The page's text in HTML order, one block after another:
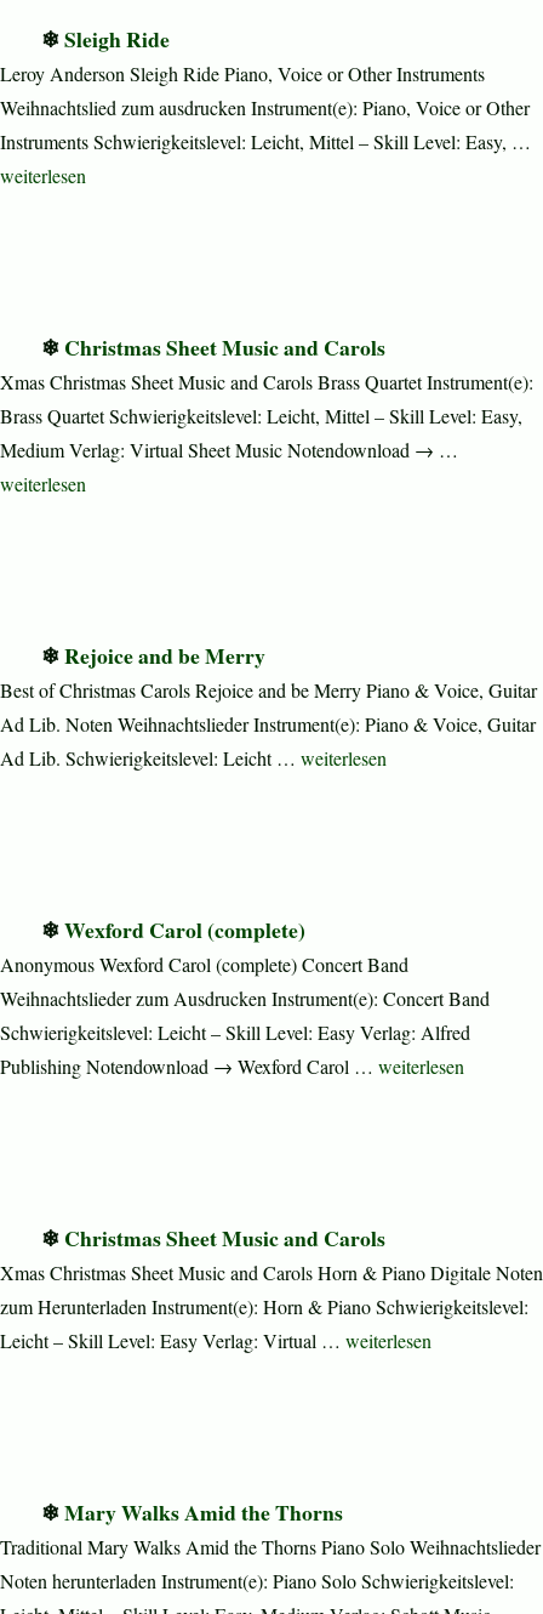
Sleigh Ride
Leroy Anderson Sleigh Ride Piano, Voice or Other Instruments
Weihnachtslied zum ausdrucken Instrument(e): Piano, Voice or Other
Instruments Schwierigkeitslevel: Leicht, Mittel – Skill Level: Easy, …
„Sleigh Ride“
weiterlesen
Christmas Sheet Music and Carols
Xmas Christmas Sheet Music and Carols Brass Quartet Instrument(e):
Brass Quartet Schwierigkeitslevel: Leicht, Mittel – Skill Level: Easy,
Medium Verlag: Virtual Sheet Music Notendownload → …
„Christmas Sheet Music and Carols“
weiterlesen
Rejoice and be Merry
Best of Christmas Carols Rejoice and be Merry Piano & Voice, Guitar
Ad Lib. Noten Weihnachtslieder Instrument(e): Piano & Voice, Guitar
Ad Lib. Schwierigkeitslevel: Leicht … „Rejoice and be Merry“
weiterlesen
Wexford Carol (complete)
Anonymous Wexford Carol (complete) Concert Band
Weihnachtslieder zum Ausdrucken Instrument(e): Concert Band
Schwierigkeitslevel: Leicht – Skill Level: Easy Verlag: Alfred
Publishing Notendownload → Wexford Carol … „Wexford Carol
weiterlesen
Christmas Sheet Music and Carols
Xmas Christmas Sheet Music and Carols Horn & Piano Digitale Noten
zum Herunterladen Instrument(e): Horn & Piano Schwierigkeitslevel:
Leicht – Skill Level: Easy Verlag: Virtual … „Christmas Sheet Music
weiterlesen
Mary Walks Amid the Thorns
Traditional Mary Walks Amid the Thorns Piano Solo Weihnachtslieder
Noten herunterladen Instrument(e): Piano Solo Schwierigkeitslevel: